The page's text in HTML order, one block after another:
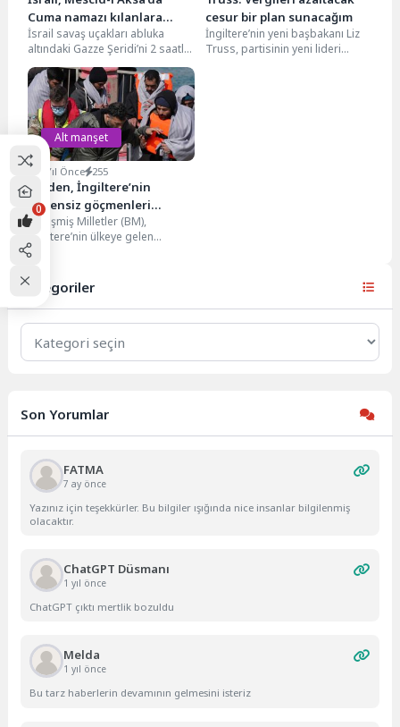
Cuma namazı kılanlara
saldırdı
İsrail savaş uçakları abluka
altındaki Gazze Şeridi’ni 2 saatlik
bir sükunetin ardından sabah
saatlerinde yeniden...
cesur bir plan sunacağım
İngiltere’nin yeni başbakanı Liz
Truss, partisinin yeni lideri
Alt manşet
4 Yıl Önce 255
BM’den, İngiltere’nin
düzensiz göçmenleri
Ruanda’ya gönderme
planına tepki
Birleşmiş Milletler (BM),
İngiltere’nin ülkeye gelen
düzensiz göçmenleri iltica
Ruanda’ya gönderme planına...
Kategoriler
Kategoriler
Son Yorumlar
FATMA
7 ay önce
Yazınız için teşekkürler. Bu bilgiler ışığında nice insanlar bilgilenmiş
olacaktır.
ChatGPT Düsmanı
1 yıl önce
ChatGPT çıktı mertlik bozuldu
Melda
1 yıl önce
Bu tarz haberlerin devamının gelmesini isteriz
0